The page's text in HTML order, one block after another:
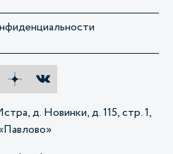
д. Новинки, д. 115, стр. 1,